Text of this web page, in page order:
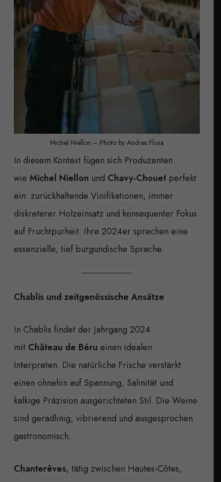
Michel Niellon – Photo by Andres Fluxa
In diesem Kontext fügen sich Produzenten
wie Michel Niellon und Chavy-Chouet perfekt
ein: zurückhaltende Vinifikationen, immer
diskreterer Holzeinsatz und konsequenter Fokus
auf Fruchtpurheit. Ihre 2024er sprechen eine
essenzielle, tief burgundische Sprache.
Chablis und zeitgenössische Ansätze
In Chablis findet der Jahrgang 2024
mit Château de Béru einen idealen
Interpreten. Die natürliche Frische verstärkt
einen ohnehin auf Spannung, Salinität und
kalkige Präzision ausgerichteten Stil. Die Weine
sind geradlinig, vibrierend und ausgesprochen
gastronomisch.
Chanterêves, tätig zwischen Hautes-Côtes,